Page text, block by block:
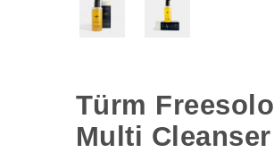
Türm Freesolo
Multi Cleanser